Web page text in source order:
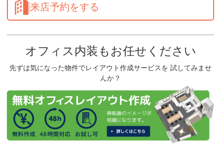
来店予約をする
オフィス内装もお任せください
先ずは気になった物件でレイアウト作成サービスを 試してみませ
んか？